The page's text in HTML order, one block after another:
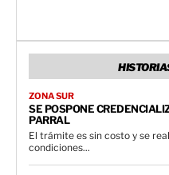
ZONA SUR
SE POSPONE
PARRAL
El trámite es sin costo y se
condiciones...